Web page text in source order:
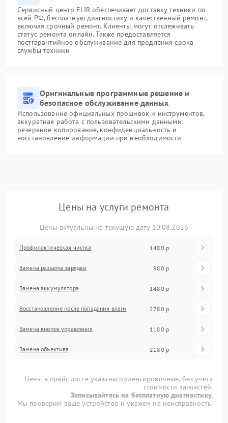
Сервисный центр FLIR обеспечивает доставку техники по
всей РФ, бесплатную диагностику и качественный ремонт,
включая срочный ремонт. Клиенты могут отслеживать
статус ремонта онлайн. Также предоставляется
постгарантийное обслуживание для продления срока
службы техники
Оригинальные программные решение и
безопасное обслуживание данных
Использование официальных прошивок и инструментов,
аккуратная работа с пользовательскими данными:
резервное копирование, конфиденциальность и
восстановление информации при необходимости
Цены на услуги ремонта
Цены актуальны на текущую дату 10.08.2026
Профилактическая чистка 1480 р
Замена разъема зарядки 980 р
Замена аккумулятора 1480 р
Восстановление после попадания влаги 2780 р
Замена кнопок управления 1180 р
Замена объектива 2180 р
Цены в прайс-листе указаны ориентировочные, без учета
стоимости запчастей.
Записывайтесь на бесплатную диагностику.
Мы проверим ваше устройство и укажем на неисправность.